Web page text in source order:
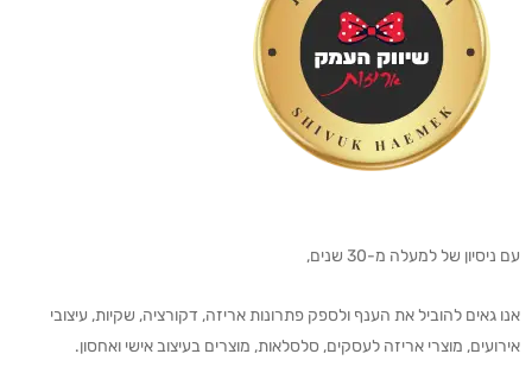
עם ניסיון של למעלה מ-30 שנים,
אנו גאים להוביל את הענף ולספק פתרונות אריזה, דקורציה, שקיות, עיצובי
אירועים, מוצרי אריזה לעסקים, סלסלאות, מוצרים בעיצוב אישי ואחסון.